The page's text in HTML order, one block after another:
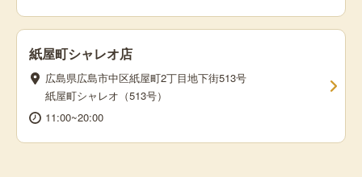
紙屋町シャレオ店
広島県広島市中区紙屋町2丁目地下街513号
紙屋町シャレオ（513号）
11:00~20:00